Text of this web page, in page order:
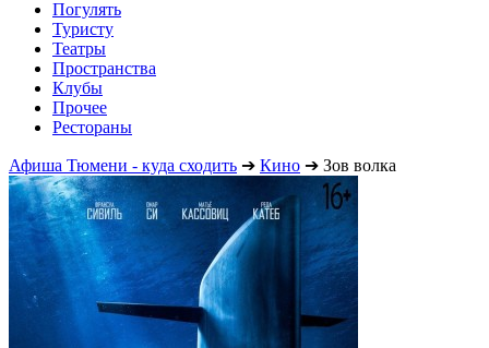
Погулять
Туристу
Театры
Пространства
Клубы
Прочее
Рестораны
Афиша Тюмени - куда сходить ➔ Кино ➔ Зов волка